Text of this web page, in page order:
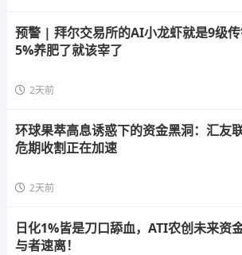
预警 | 拜尔交易所的AI小龙虾就是9级
5%养肥了就该宰了
2天前
环球果萃高息诱惑下的资金黑洞：汇友
危期收割正在加速
2天前
日化1%皆是刀口舔血，ATI农创未来资
与者速离！